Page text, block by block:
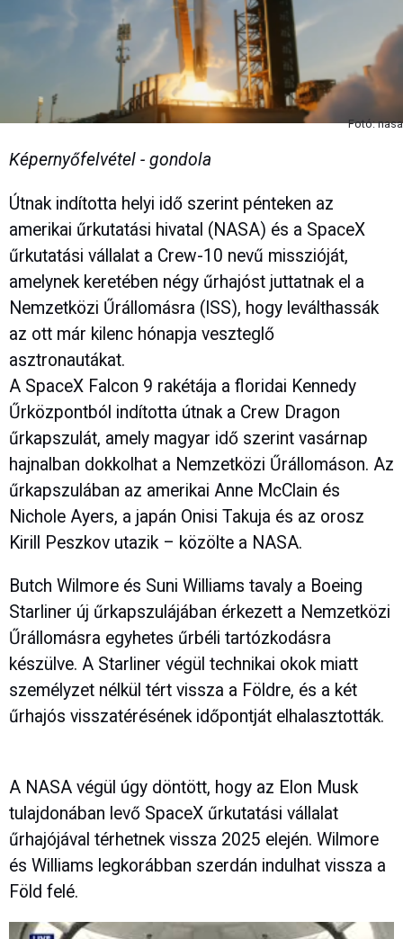
Fotó: nasa
Képernyőfelvétel - gondola
Útnak indította helyi idő szerint pénteken az
amerikai űrkutatási hivatal (NASA) és a SpaceX
űrkutatási vállalat a Crew-10 nevű misszióját,
amelynek keretében négy űrhajóst juttatnak el a
Nemzetközi Űrállomásra (ISS), hogy leválthassák
az ott már kilenc hónapja veszteglő
asztronautákat.
A SpaceX Falcon 9 rakétája a floridai Kennedy
Űrközpontból indította útnak a Crew Dragon
űrkapszulát, amely magyar idő szerint vasárnap
hajnalban dokkolhat a Nemzetközi Űrállomáson. Az
űrkapszulában az amerikai Anne McClain és
Nichole Ayers, a japán Onisi Takuja és az orosz
Kirill Peszkov utazik – közölte a NASA.
Butch Wilmore és Suni Williams tavaly a Boeing
Starliner új űrkapszulájában érkezett a Nemzetközi
Űrállomásra egyhetes űrbéli tartózkodásra
készülve. A Starliner végül technikai okok miatt
személyzet nélkül tért vissza a Földre, és a két
űrhajós visszatérésének időpontját elhalasztották.
A NASA végül úgy döntött, hogy az Elon Musk
tulajdonában levő SpaceX űrkutatási vállalat
űrhajójával térhetnek vissza 2025 elején. Wilmore
és Williams legkorábban szerdán indulhat vissza a
Föld felé.